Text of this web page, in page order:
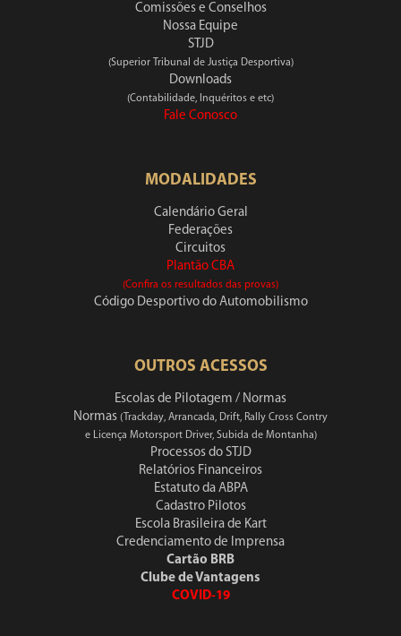
Comissões e Conselhos
Nossa Equipe
STJD
(Superior Tribunal de Justiça Desportiva)
Downloads
(Contabilidade, Inquéritos e etc)
Fale Conosco
MODALIDADES
Calendário Geral
Federações
Circuitos
Plantão CBA
(Confira os resultados das provas)
Código Desportivo do Automobilismo
OUTROS ACESSOS
Escolas de Pilotagem / Normas
Normas (Trackday, Arrancada, Drift, Rally Cross Contry
e Licença Motorsport Driver, Subida de Montanha)
Processos do STJD
Relatórios Financeiros
Estatuto da ABPA
Cadastro Pilotos
Escola Brasileira de Kart
Credenciamento de Imprensa
Cartão BRB
Clube de Vantagens
COVID-19